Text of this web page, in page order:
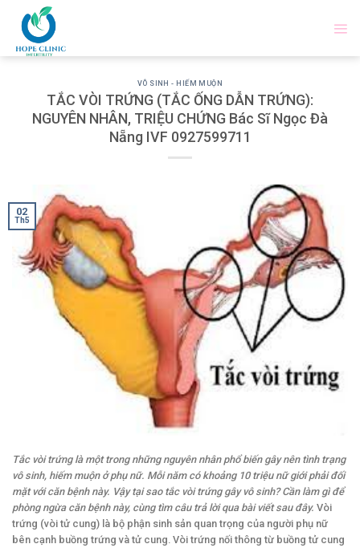
content
VÔ SINH - HIẾM MUỘN
TẮC VÒI TRỨNG (TẮC ỐNG DẪN TRỨNG):
NGUYÊN NHÂN, TRIỆU CHỨNG Bác Sĩ Ngọc Đà
Nẵng IVF 0927599711
02
Th5
Tắc vòi trứng là một trong những nguyên nhân phổ biến gây nên tình trạng
vô sinh, hiếm muộn ở phụ nữ. Mỗi năm có khoảng 10 triệu nữ giới phải đối
mặt với căn bệnh này. Vậy tại sao tắc vòi trứng gây vô sinh? Cần làm gì để
phòng ngừa căn bệnh này, cùng tìm câu trả lời qua bài viết sau đây. Vòi
trứng (vòi tử cung) là bộ phận sinh sản quan trọng của người phụ nữ
bên cạnh buồng trứng và tử cung. Vòi trứng nối thông từ buồng tử cung